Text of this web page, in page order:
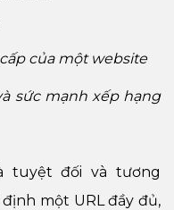
của một website
sức mạnh xếp hạng
tuyệt đối và tương
một URL đầy đủ,